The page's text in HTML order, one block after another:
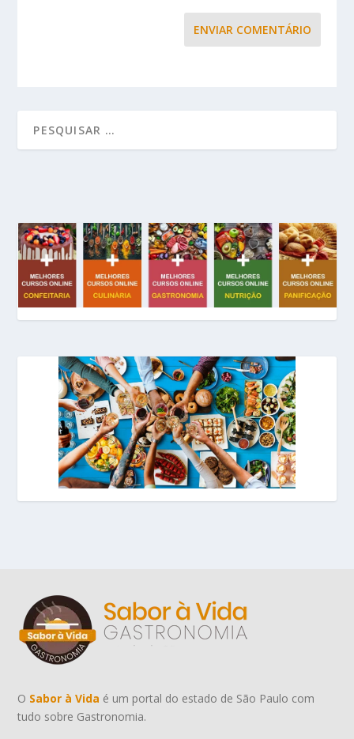
ENVIAR COMENTÁRIO
O Sabor à Vida é um portal do estado de São Paulo com
tudo sobre Gastronomia.